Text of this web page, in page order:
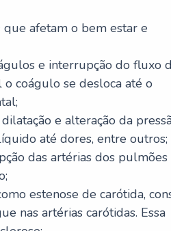
que afetam o bem estar e
e interrupção do fluxo
o coágulo se desloca até o
e alteração da
até dores, entre outros;
das artérias dos
estenose de carótida,
nas artérias carótidas. Essa